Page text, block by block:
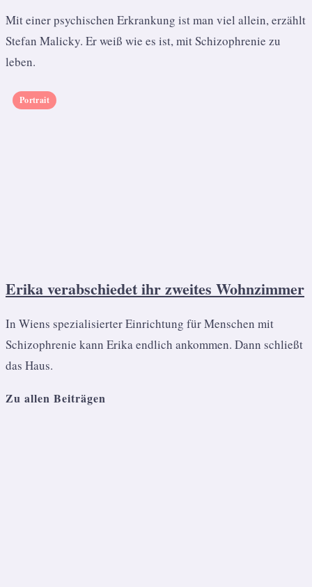
Mit einer psychischen Erkrankung ist man viel allein, erzählt
Stefan Malicky. Er weiß wie es ist, mit Schizophrenie zu
leben.
Portrait
Erika verabschiedet ihr zweites Wohnzimmer
In Wiens spezialisierter Einrichtung für Menschen mit
Schizophrenie kann Erika endlich ankommen. Dann schließt
das Haus.
Zu allen Beiträgen